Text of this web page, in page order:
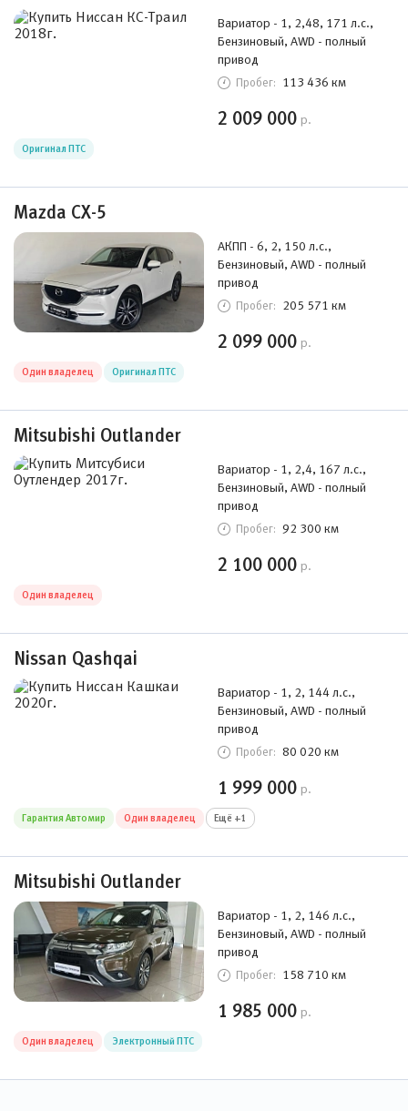
Вариатор - 1, 2,48, 171 л.с.,
Бензиновый, AWD - полный
привод
Пробег: 113 436 км
2 009 000 р.
Оригинал ПТС
Mazda CX-5
АКПП - 6, 2, 150 л.с.,
Бензиновый, AWD - полный
привод
Пробег: 205 571 км
2 099 000 р.
Один владелец Оригинал ПТС
Mitsubishi Outlander
Вариатор - 1, 2,4, 167 л.с.,
Бензиновый, AWD - полный
привод
Пробег: 92 300 км
2 100 000 р.
Один владелец
Nissan Qashqai
Вариатор - 1, 2, 144 л.с.,
Бензиновый, AWD - полный
привод
Пробег: 80 020 км
1 999 000 р.
Гарантия Автомир Один владелец Ещё +1
Mitsubishi Outlander
Вариатор - 1, 2, 146 л.с.,
Бензиновый, AWD - полный
привод
Пробег: 158 710 км
1 985 000 р.
Один владелец Электронный ПТС